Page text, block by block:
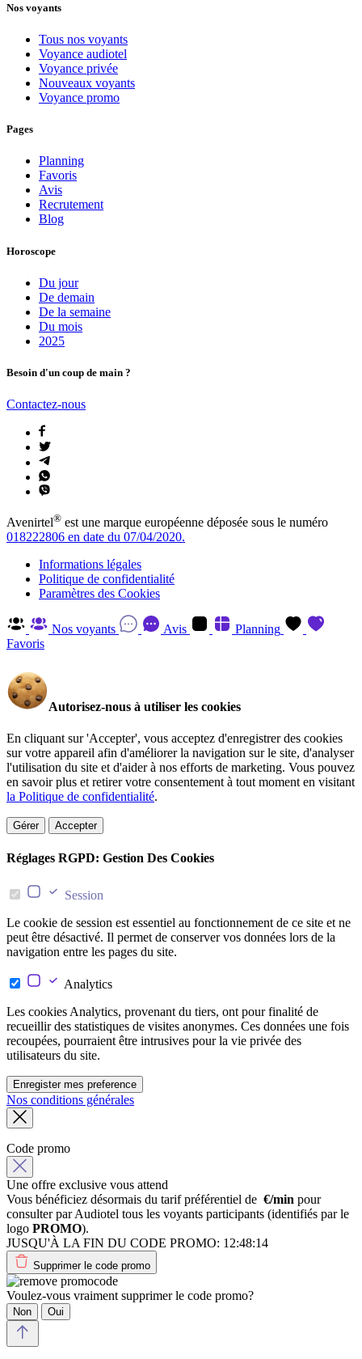
Nos voyants
Tous nos voyants
Voyance audiotel
Voyance privée
Nouveaux voyants
Voyance promo
Pages
Planning
Favoris
Avis
Recrutement
Blog
Horoscope
Du jour
De demain
De la semaine
Du mois
2025
Besoin d'un coup de main ?
Contactez-nous
Avenirtel® est une marque européenne déposée sous le numéro
018222806 en date du 07/04/2020.
Informations légales
Politique de confidentialité
Paramètres des Cookies
Nos voyants Avis
Planning
Favoris
Autorisez-nous à utiliser les cookies
En cliquant sur 'Accepter', vous acceptez d'enregistrer des cookies
sur votre appareil afin d'améliorer la navigation sur le site, d'analyser
l'utilisation du site et d'aider à nos efforts de marketing. Vous pouvez
en savoir plus et retirer votre consentement à tout moment en visitant
la Politique de confidentialité.
Gérer Accepter
Réglages RGPD: Gestion Des Cookies
Session
Le cookie de session est essentiel au fonctionnement de ce site et ne
peut être désactivé. Il permet de conserver vos données lors de la
navigation entre les pages du site.
Analytics
Les cookies Analytics, provenant du tiers, ont pour finalité de
recueillir des statistiques de visites anonymes. Ces données une fois
recoupées, pourraient être intrusives pour la vie privée des
utilisateurs du site.
Enregister mes preference
Nos conditions générales
Code promo
Une offre exclusive vous attend
Vous bénéficiez désormais du tarif préférentiel de €/min pour
consulter par Audiotel tous les voyants participants (identifiés par le
logo PROMO).
JUSQU'À LA FIN DU CODE PROMO: 12:48:14
Supprimer le code promo
Voulez-vous vraiment supprimer le code promo?
Non Oui